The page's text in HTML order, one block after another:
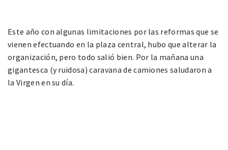
Este año con algunas limitaciones por las reformas que se
vienen efectuando en la plaza central, hubo que alterar la
organización, pero todo salió bien. Por la mañana una
gigantesca (y ruidosa) caravana de camiones saludaron a
la Virgen en su día.